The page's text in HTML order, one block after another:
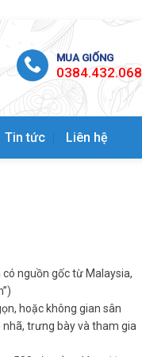
MUA GIỐNG
0384.432.068
Tin tức Liên hệ
nguồn gốc từ Malaysia,
hoặc không gian sân
trưng bày và tham gia